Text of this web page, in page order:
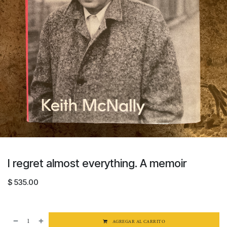
I regret almost everything. A memoir
$ 535.00
AGREGAR AL CARRITO